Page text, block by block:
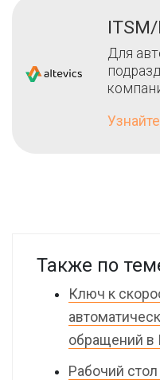
Для
Также по
Ключ к
обращений в
Рабочий